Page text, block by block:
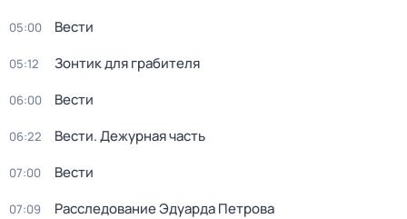
05:00 Вести
05:12 Зонтик для грабителя
06:00 Вести
06:22 Вести. Дежурная часть
07:00 Вести
07:09 Расследование Эдуарда Петрова